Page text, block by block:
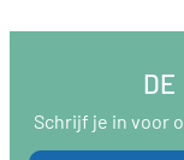
DE
Schrijf je in voor